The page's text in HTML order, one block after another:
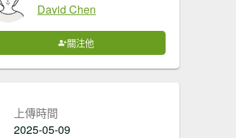
David Chen
關注他
上傳時間
2025-05-09